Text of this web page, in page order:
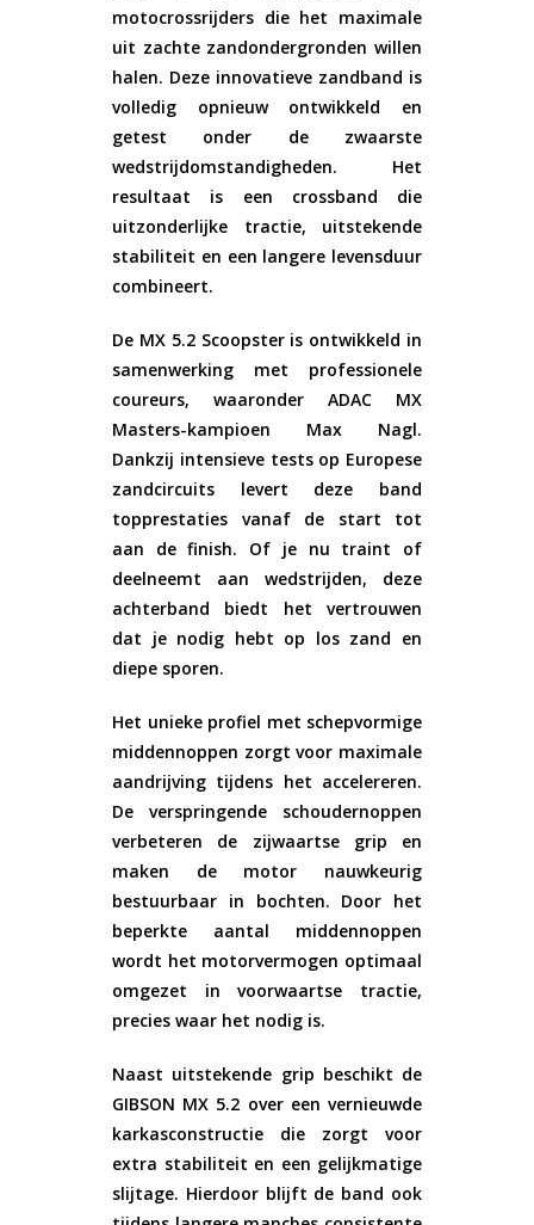
motocrossrijders die het maximale
uit zachte zandondergronden willen
halen. Deze innovatieve zandband is
volledig opnieuw ontwikkeld en
getest onder de zwaarste
wedstrijdomstandigheden. Het
resultaat is een crossband die
uitzonderlijke tractie, uitstekende
stabiliteit en een langere levensduur
combineert.
De MX 5.2 Scoopster is ontwikkeld in
samenwerking met professionele
coureurs, waaronder ADAC MX
Masters-kampioen Max Nagl.
Dankzij intensieve tests op Europese
zandcircuits levert deze band
topprestaties vanaf de start tot
aan de finish. Of je nu traint of
deelneemt aan wedstrijden, deze
achterband biedt het vertrouwen
dat je nodig hebt op los zand en
diepe sporen.
Het unieke profiel met schepvormige
middennoppen zorgt voor maximale
aandrijving tijdens het accelereren.
De verspringende schoudernoppen
verbeteren de zijwaartse grip en
maken de motor nauwkeurig
bestuurbaar in bochten. Door het
beperkte aantal middennoppen
wordt het motorvermogen optimaal
omgezet in voorwaartse tractie,
precies waar het nodig is.
Naast uitstekende grip beschikt de
GIBSON MX 5.2 over een vernieuwde
karkasconstructie die zorgt voor
extra stabiliteit en een gelijkmatige
slijtage. Hierdoor blijft de band ook